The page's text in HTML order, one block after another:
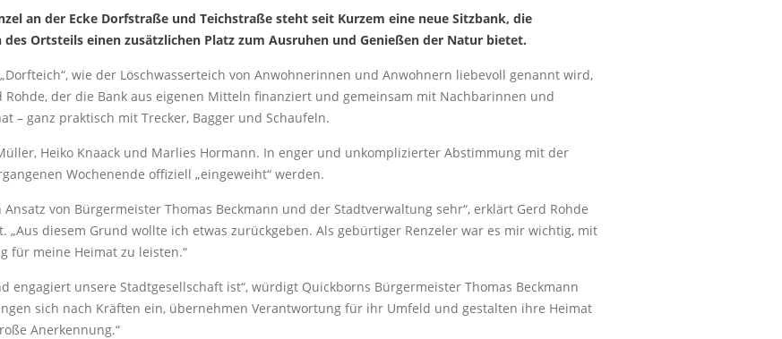
an der Ecke Dorfstraße und Teichstraße steht seit Kurzem eine neue Sitzbank, die
Ortsteils einen zusätzlichen Platz zum Ausruhen und Genießen der Natur bietet.
wie der Löschwasserteich von Anwohnerinnen und Anwohnern liebevoll genannt wird,
Rohde, der die Bank aus eigenen Mitteln finanziert und gemeinsam mit Nachbarinnen und
– ganz praktisch mit Trecker, Bagger und Schaufeln.
Heiko Knaack und Marlies Hormann. In enger und unkomplizierter Abstimmung mit der
Wochenende offiziell „eingeweiht“ werden.
von Bürgermeister Thomas Beckmann und der Stadtverwaltung sehr“, erklärt Gerd Rohde
„Aus diesem Grund wollte ich etwas zurückgeben. Als gebürtiger Renzeler war es mir wichtig, mit
für meine Heimat zu leisten.“
engagiert unsere Stadtgesellschaft ist“, würdigt Quickborns Bürgermeister Thomas Beckmann
sich nach Kräften ein, übernehmen Verantwortung für ihr Umfeld und gestalten ihre Heimat
Anerkennung.“